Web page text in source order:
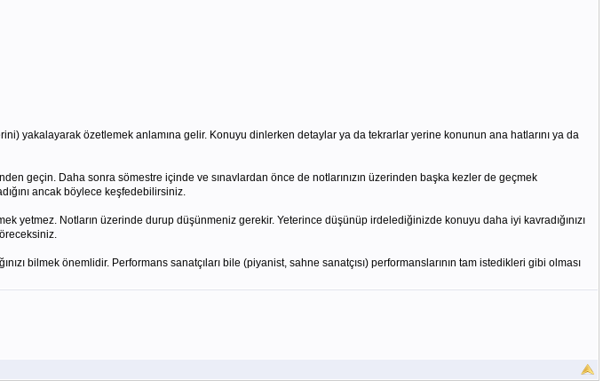
yakalayarak özetlemek anlamına gelir. Konuyu dinlerken detaylar ya da tekrarlar yerine konunun ana hatlarını ya da
geçin. Daha sonra sömestre içinde ve sınavlardan önce de notlarınızın üzerinden başka kezler de geçmek
ancak böylece keşfedebilirsiniz.
yetmez. Notların üzerinde durup düşünmeniz gerekir. Yeterince düşünüp irdelediğinizde konuyu daha iyi kavradığınızı
bilmek önemlidir. Performans sanatçıları bile (piyanist, sahne sanatçısı) performanslarının tam istedikleri gibi olması